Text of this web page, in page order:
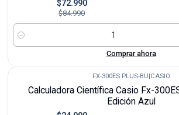
$72.990
$84.990
Cantidad
Comprar ahora
FX-300ES PLUS-BU CASIO
Calculadora Científica Casio Fx-
Edición Azul